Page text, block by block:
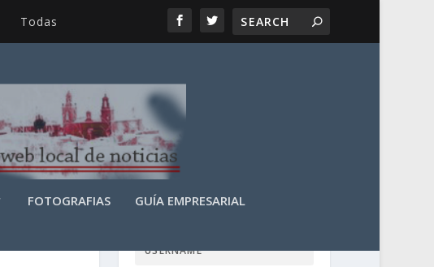
Todas
FOTOGRAFIAS GUÍA EMPRESARIAL
LOGIN USER TTN